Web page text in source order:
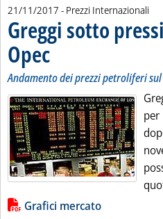
21/11/2017 - Prezzi Internazionali
Greggi sotto
Opec. Sottotitolo: Andamento dei
. Pubblicata martedì 21 novembre
Andamento dei prezzi petroliferi
Lista allegati PDF alla
Grafici mercato